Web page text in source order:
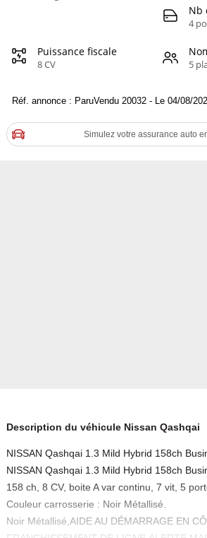
Nb
4
Puissance fiscale
8 CV 5
Réf. annonce : ParuVendu 20032 - Le 04/08/
Simulez votre assurance auto
Description du véhicule Nissan Qashqai
NISSAN Qashqai 1.3 Mild Hybrid 158ch
NISSAN Qashqai 1.3 Mild Hybrid 158ch
158 ch, 8 CV, boite A var continu, 7 vit, 5
Couleur carrosserie : Noir Métallisé.
Noir Métallisé,AIDE AU DÉMARRAGE EN